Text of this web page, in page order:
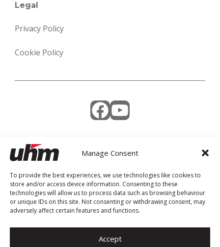
Manage Consent
To provide the best experiences, we use technologies like cookies to
store and/or access device information. Consenting to these
technologies will allow us to process data such as browsing behaviour
or unique IDs on this site. Not consenting or withdrawing consent, may
adversely affect certain features and functions.
Accept
Legal
Privacy Policy
Cookie Policy
Facebook
YouTube
Weekly Newsletter